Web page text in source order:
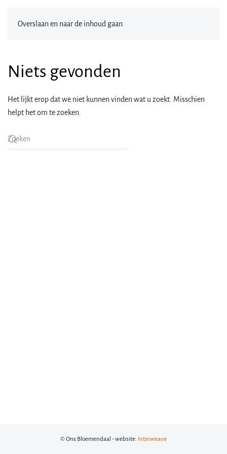
Overslaan en naar de inhoud gaan
Niets gevonden
Het lijkt erop dat we niet kunnen vinden wat u zoekt. Misschien
helpt het om te zoeken.
© Ons Bloemendaal - website: Interweave